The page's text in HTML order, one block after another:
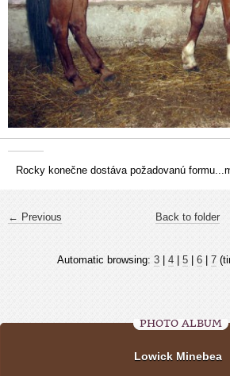
Rocky konečne dostáva požadovanú
← Previous Back to folder
Automatic browsing: 3| 4| 5| 6| 7
PHOTO ALBUM
Lowick Minebea